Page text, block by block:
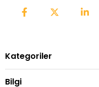
Kategoriler
Bilgi